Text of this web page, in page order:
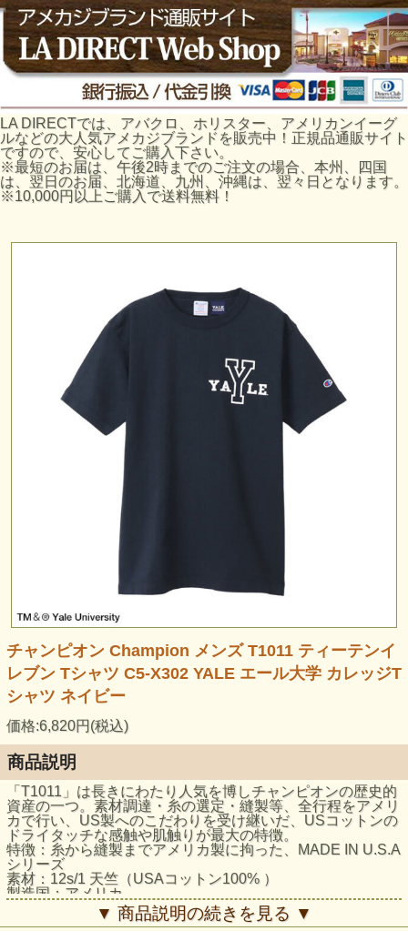
LA DIRECTでは、アバクロ、ホリスター、アメリカンイーグ
ルなどの大人気アメカジブランドを販売中！正規品通販サイト
ですので、安心してご購入下さい。
※最短のお届は、午後2時までのご注文の場合、本州、四国
は、翌日のお届、北海道、九州、沖縄は、翌々日となります。
※10,000円以上ご購入で送料無料！
チャンピオン Champion メンズ T1011 ティーテンイ
レブン Tシャツ C5-X302 YALE エール大学 カレッジT
シャツ ネイビー
価格:6,820円(税込)
商品説明
「T1011」は長きにわたり人気を博しチャンピオンの歴史的
資産の一つ。素材調達・糸の選定・縫製等、全行程をアメリ
カで行い、US製へのこだわりを受け継いだ、USコットンの
ドライタッチな感触や肌触りが最大の特徴。
特徴：糸から縫製までアメリカ製に拘った、MADE IN U.S.A
シリーズ
素材：12s/1 天竺（USAコットン100% ）
製造国：アメリカ
生地の厚さ：厚手Tシャツ
ガーメントウォッシュ加工▼ 商品説明の続きを見る ▼